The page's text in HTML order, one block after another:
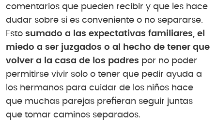
comentarios que pueden recibir y que les hace
dudar sobre si es conveniente o no separarse.
Esto sumado a las expectativas familiares, el
miedo a ser juzgados o al hecho de tener que
volver a la casa de los padres por no poder
permitirse vivir solo o tener que pedir ayuda a
los hermanos para cuidar de los niños hace
que muchas parejas prefieran seguir juntas
que tomar caminos separados.